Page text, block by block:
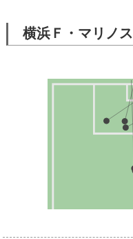
横浜Ｆ・マリノス